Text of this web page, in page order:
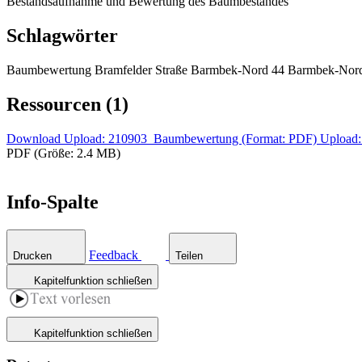
Schlagwörter
Baumbewertung Bramfelder Straße Barmbek-Nord 44 Barmbek-
Ressourcen (1)
Download Upload: 210903_Baumbewertung (Format: PDF)
PDF (Größe: 2.4 MB)
Info-Spalte
Drucken Feedback Teilen
Kapitelfunktion schließen
Kapitelfunktion schließen